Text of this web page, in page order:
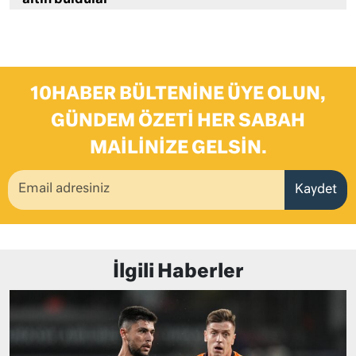
10HABER BÜLTENINE ÜYE OLUN,
GÜNDEM ÖZETI HER SABAH
MAILINIZE GELSIN.
Kaydet
İlgili Haberler